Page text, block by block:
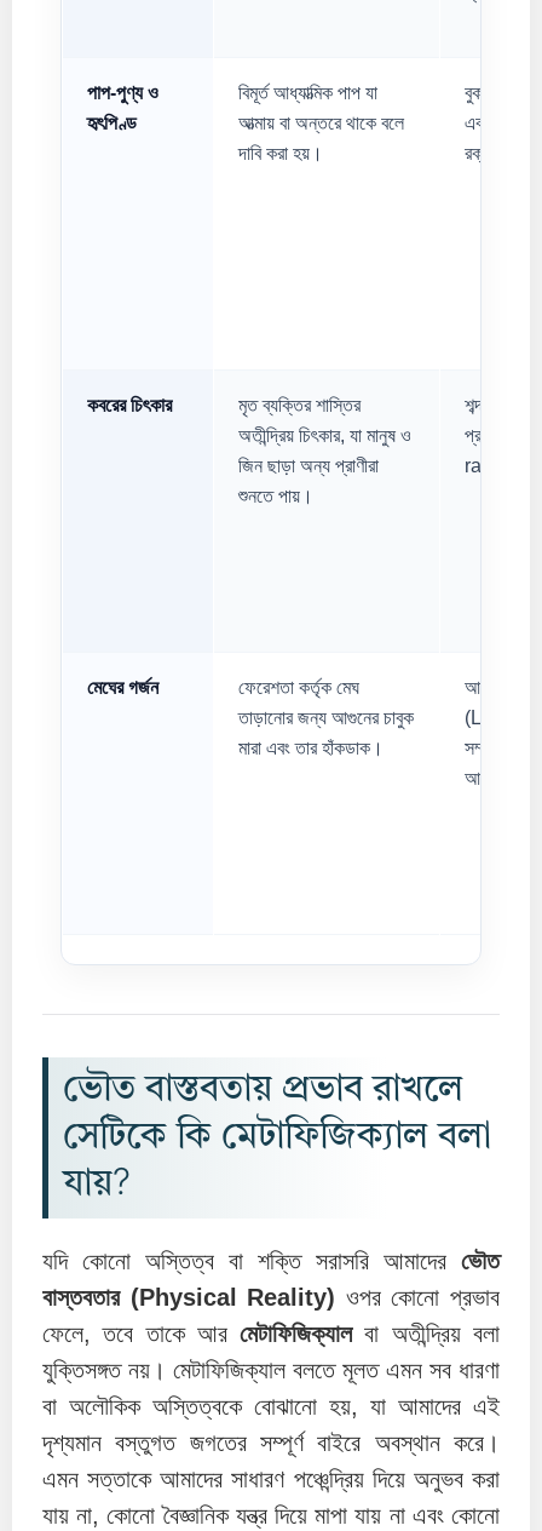
পাপ-পুণ্য ও
হৃৎপিণ্ড
বিমূর্ত আধ্যাত্মিক পাপ যা
আত্মায় বা অন্তরে থাকে বলে
দাবি করা হয়।
বুক চিরে
এবং পানি
রক্ত বা দাগ
কবরের চিৎকার
মৃত ব্যক্তির শাস্তির
অতীন্দ্রিয় চিৎকার, যা মানুষ ও
জিন ছাড়া অন্য প্রাণীরা
শুনতে পায়।
শব্দ তরঙ্গ
প্রাণীদের
range)
মেঘের গর্জন
ফেরেশতা কর্তৃক মেঘ
তাড়ানোর জন্য আগুনের চাবুক
মারা এবং তার হাঁকডাক।
আকাশে
সম্প্রসারণ
আলোর
ভৌত বাস্তবতায় প্রভাব রাখলে
সেটিকে কি মেটাফিজিক্যাল বলা
যায়?
যদি কোনো অস্তিত্ব বা শক্তি সরাসরি আমাদের ভৌত
বাস্তবতার (Physical Reality) ওপর কোনো প্রভাব
ফেলে, তবে তাকে আরমেটাফিজিক্যালবা অতীন্দ্রিয় বলা
যুক্তিসঙ্গত নয়। মেটাফিজিক্যাল বলতে মূলত এমন সব ধারণা
বা অলৌকিক অস্তিত্বকে বোঝানো হয়, যা আমাদের এই
দৃশ্যমান বস্তুগত জগতের সম্পূর্ণ বাইরে অবস্থান করে।
এমন সত্তাকে আমাদের সাধারণ পঞ্চেন্দ্রিয় দিয়ে অনুভব করা
যায় না, কোনো বৈজ্ঞানিক যন্ত্র দিয়ে মাপা যায় না এবং কোনো